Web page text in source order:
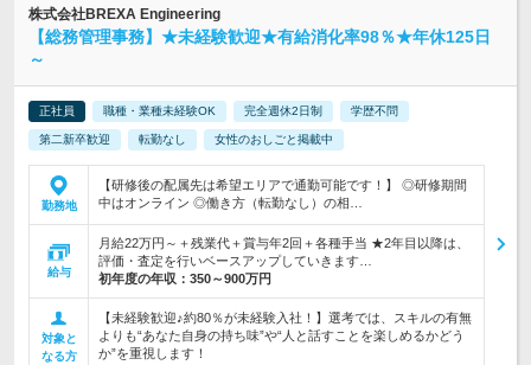
株式会社BREXA Engineering
【総務管理事務】★未経験歓迎★有給消化率98％★年休125日
～
正社員 職種・業種未経験OK 完全週休2日制 学歴不問
第二新卒歓迎 転勤なし 女性のおしごと掲載中
勤務地
【研修後の配属先は希望エリアで通勤可能です！】 ◎研修期間
中はオンライン ◎働き方（転勤なし）の相…
給与
月給22万円～＋残業代＋賞与年2回＋各種手当 ★2年目以降は、
評価・査定を行いベースアップしていきます…
初年度の年収： 350～900万円
対象と
なる方
【未経験歓迎♪約80％が未経験入社！】選考では、スキルの有無
よりも“あなた自身の持ち味”や“人と話すことを楽しめるかどう
か”を重視します！